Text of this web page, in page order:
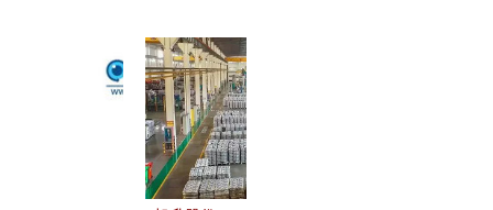
通与机场项
目，投资总
额超1.2万
亿元